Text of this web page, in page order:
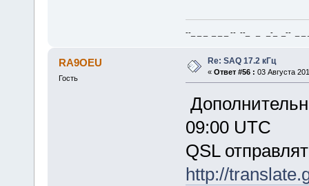
--_ _ _ _ _ _ -- --_ _ _-_ _-- _ _
RA9OEU
Гость
Re: SAQ 17.2 кГц
« Ответ #56 : 03 Августа
09:00 UTC
QSL
http://